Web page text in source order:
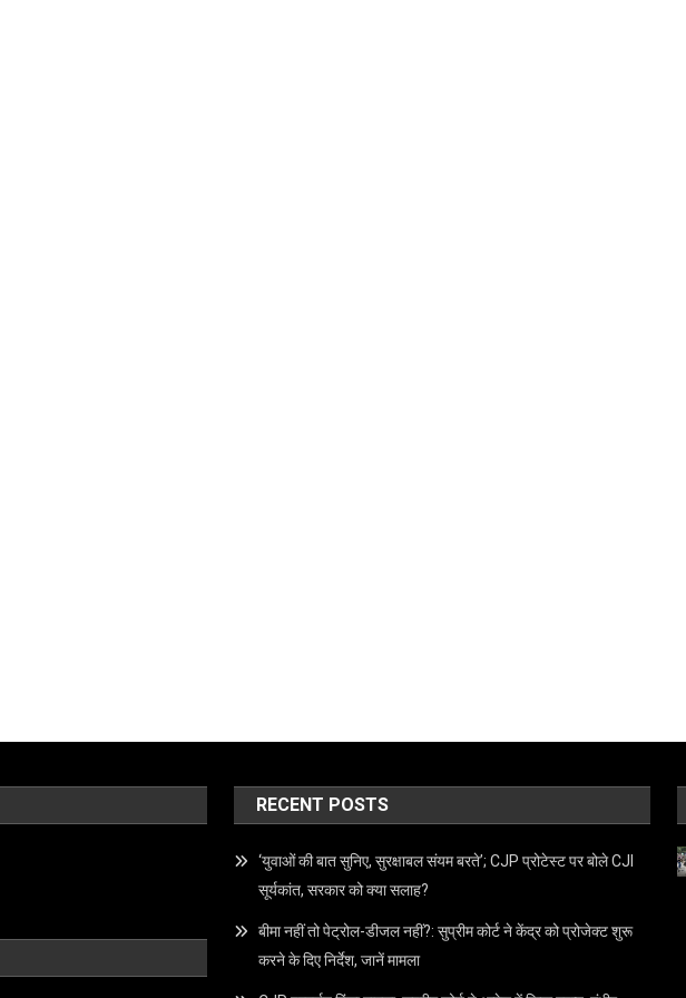
RECENT POSTS
‘युवाओं की बात सुनिए, सुरक्षाबल संयम बरते’; CJP प्रोटेस्ट पर बोले CJI
सूर्यकांत, सरकार को क्या सलाह?
बीमा नहीं तो पेट्रोल-डीजल नहीं?: सुप्रीम कोर्ट ने केंद्र को प्रोजेक्ट शुरू
करने के दिए निर्देश, जानें मामला